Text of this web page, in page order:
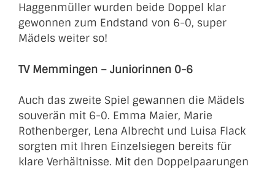
Haggenmüller wurden beide Doppel klar
gewonnen zum Endstand von 6-0, super
Mädels weiter so!
TV Memmingen – Juniorinnen 0-6
Auch das zweite Spiel gewannen die Mädels
souverän mit 6-0. Emma Maier, Marie
Rothenberger, Lena Albrecht und Luisa Flack
sorgten mit Ihren Einzelsiegen bereits für
klare Verhältnisse. Mit den Doppelpaarungen